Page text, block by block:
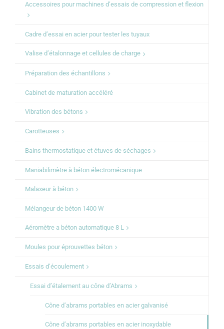
Accessoires pour machines d’essais de compression et flexion
Cadre d’essai en acier pour tester les tuyaux
Valise d’étalonnage et cellules de charge
Préparation des échantillons
Cabinet de maturation accéléré
Vibration des bétons
Carotteuses
Bains thermostatique et étuves de séchages
Maniabilimètre à béton électromécanique
Malaxeur à béton
Mélangeur de béton 1400 W
Aéromètre a béton automatique 8 L
Moules pour éprouvettes béton
Essais d’écoulement
Essai d’étalement au cône d’Abrams
Cône d’abrams portables en acier galvanisé
Cône d’abrams portables en acier inoxydable